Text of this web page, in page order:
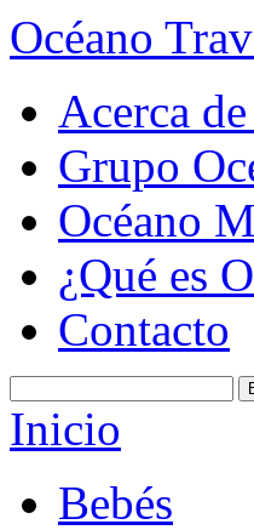
Océano
Acerca
Grupo
Océano
¿Qué es
Contacto
Inicio
Bebés